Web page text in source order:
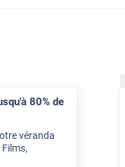
80% de
véranda